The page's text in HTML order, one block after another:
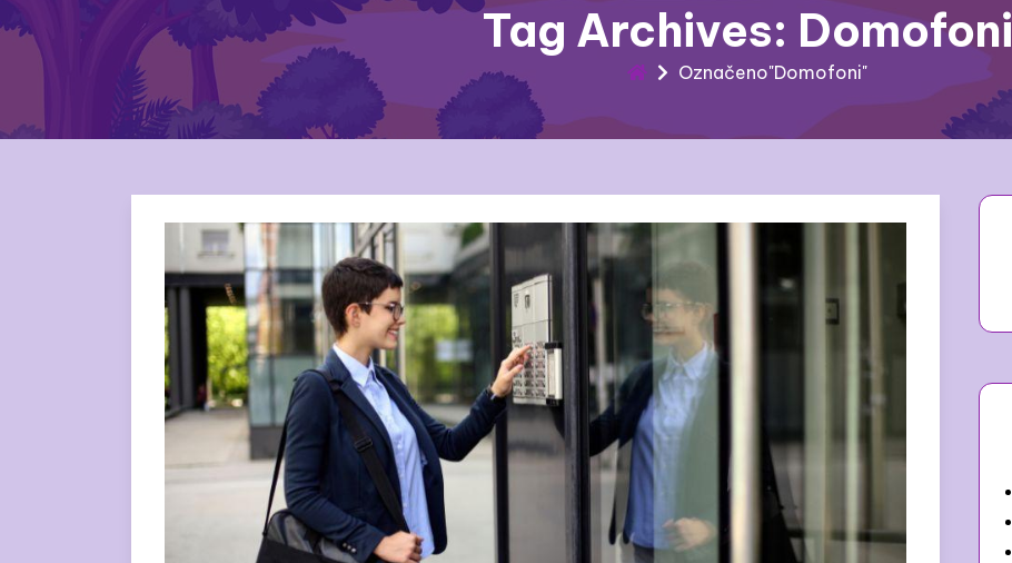
Tag Archives: Domofoni
Označeno"Domofoni"